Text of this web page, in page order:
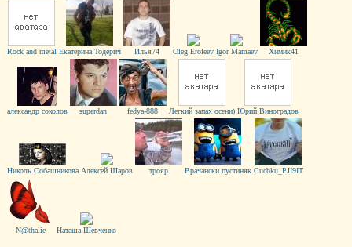
Rock and metal Екатерина Тодерич Илья74 Oleg Erofeev Igor Mamaev Химик41
александр соколов superdan fedya-888 Легкий запах осени) Юрий Виноградов
Николь Собашникова Алексей Шаров трояр Врачански пустиняк Cucbku_PJI9IT
N@thalie Наташа Шевченко